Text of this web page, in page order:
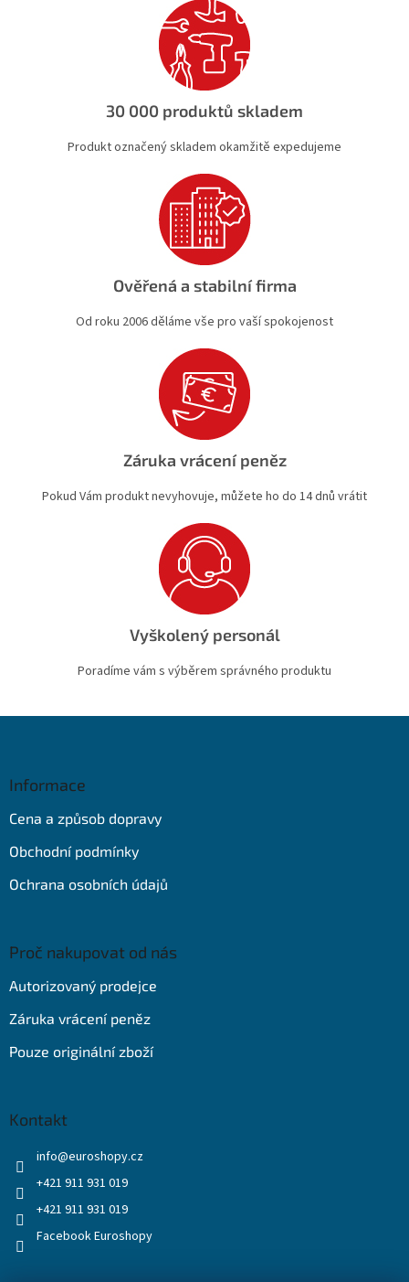
c
í
p
r
v
y
ý
i
s
u
30 000 produktů skladem
Produkt označený skladem okamžitě expedujeme
Ověřená a stabilní firma
Od roku 2006 děláme vše pro vaší spokojenost
Záruka vrácení peněz
Pokud Vám produkt nevyhovuje, můžete ho do 14 dnů vrátit
Vyškolený personál
Poradíme vám s výběrem správného produktu
Informace
Cena a způsob dopravy
Obchodní podmínky
Ochrana osobních údajů
Proč nakupovat od nás
Autorizovaný prodejce
Záruka vrácení peněz
Pouze originální zboží
Kontakt
info@euroshopy.cz
+421 911 931 019
+421 911 931 019
Facebook Euroshopy